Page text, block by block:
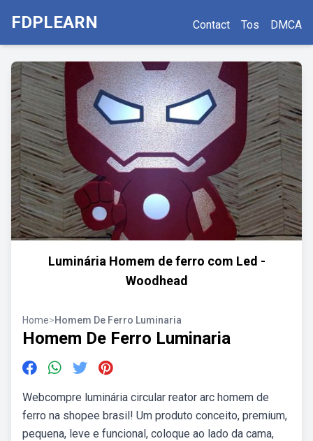
FDPLEARN Contact Tos DMCA
Luminária Homem de ferro com Led -
Woodhead
Home>Homem De Ferro Luminaria
Homem De Ferro Luminaria
Webcompre luminária circular reator arc homem de
ferro na shopee brasil! Um produto conceito, premium,
pequena, leve e funcional, coloque ao lado da cama,